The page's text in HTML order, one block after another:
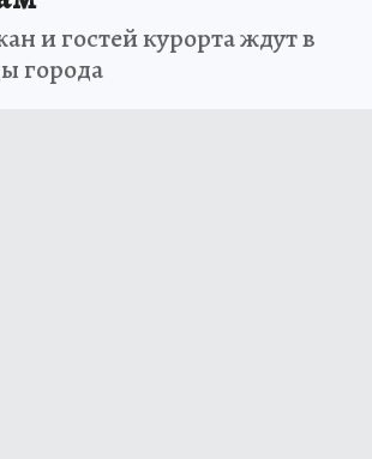
и гостей курорта ждут в
города